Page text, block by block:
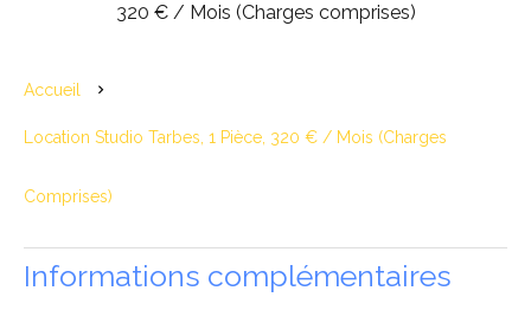
320 € / Mois (Charges comprises)
Accueil
Location Studio Tarbes, 1 Pièce, 320 € / Mois (Charges
Comprises)
Informations complémentaires